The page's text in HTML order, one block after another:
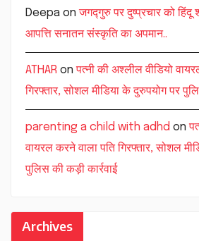
Deepa onजगद्गुरु पर दुष्प्रचार को
आपत्ति सनातन संस्कृति का अपमान..
ATHAR onपत्नी की अश्लील वीडियो
गिरफ्तार, सोशल मीडिया के दुरुपयोग पर
parenting a child with adhd on
वायरल करने वाला पति गिरफ्तार, सोशल
पुलिस की कड़ी कार्रवाई
Archives